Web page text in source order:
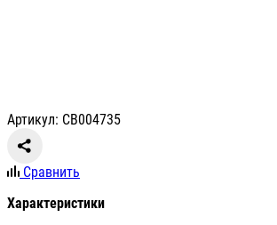
Артикул: СВ004735
Сравнить
Характеристики